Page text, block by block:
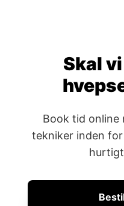
Skal
Book tid online
tekniker inden